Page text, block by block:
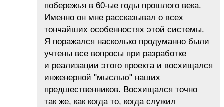
побережья в 60-ые годы прошлого века.
Именно он мне рассказывал о всех
тончайших особенностях этой системы.
Я поражался насколько продуманно были
учтены все вопросы при разработке
и реализации этого проекта и восхищался
инженерной "мыслью" наших
предшественников. Восхищался точно
так же, как когда то, когда служил